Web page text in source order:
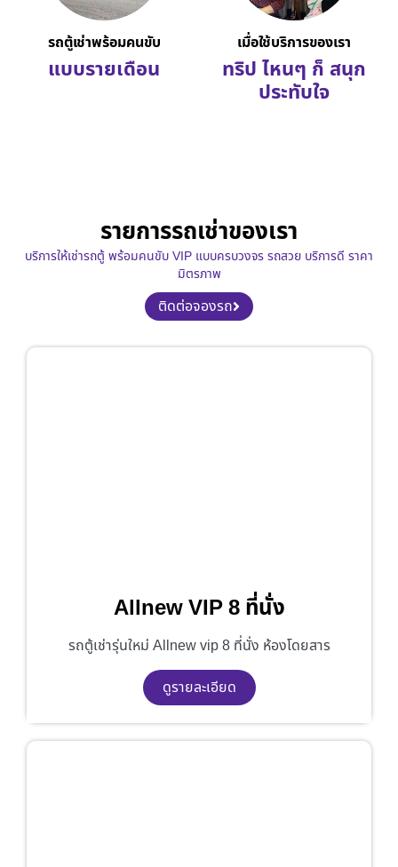
รถตู้เช่าพร้อมคนขับ
แบบรายเดือน
เมื่อใช้บริการของเรา
ทริป ไหนๆ ก็ สนุก
ประทับใจ
รายการรถเช่าของเรา
บริการให้เช่ารถตู้ พร้อมคนขับ VIP แบบครบวงจร รถสวย บริการดี ราคา
มิตรภาพ
ติดต่อจองรถ
Allnew VIP 8 ที่นั่ง
รถตู้เช่ารุ่นใหม่ Allnew vip 8 ที่นั่ง ห้องโดยสาร
ดูรายละเอียด